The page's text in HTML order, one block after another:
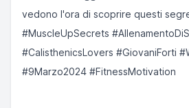
vedono l'ora di scoprire questi
#MuscleUpSecrets
#CalisthenicsLovers #GiovaniForti
#9Marzo2024 #FitnessMotivation